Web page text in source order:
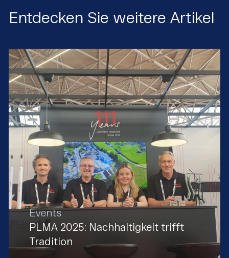
Entdecken Sie weitere Artikel
Events
PLMA 2025: Nachhaltigkeit trifft
Tradition